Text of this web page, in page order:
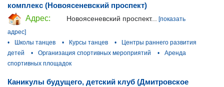
комплекс (Новоясеневский проспект)
Адрес:
Новоясеневский проспект...
[показать
адрес]
•
Школы танцев • Курсы танцев •
Центры раннего развития
детей
• Организация спортивных мероприятий •
Аренда
спортивных площадок
Каникулы будущего, детский клуб (Дмитровское